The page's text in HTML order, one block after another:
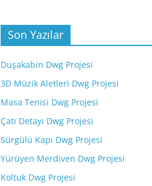
Son Yazılar
Duşakabin Dwg Projesi
3D Müzik Aletleri Dwg Projesi
Masa Tenisi Dwg Projesi
Çatı Detayı Dwg Projesi
Sürgülü Kapı Dwg Projesi
Yürüyen Merdiven Dwg Projesi
Koltuk Dwg Projesi